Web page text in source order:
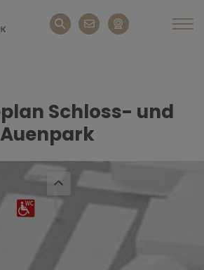
Schloss- und
Auenpark